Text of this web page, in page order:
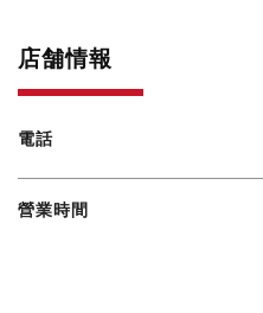
店舗情報
電話
營業時間